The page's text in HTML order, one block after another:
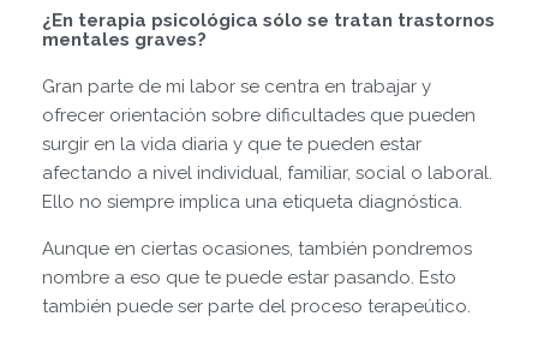
¿En terapia psicológica sólo se tratan trastornos
mentales graves?
Gran parte de mi labor se centra en trabajar y
ofrecer orientación sobre dificultades que pueden
surgir en la vida diaria y que te pueden estar
afectando a nivel individual, familiar, social o laboral.
Ello no siempre implica una etiqueta diagnóstica.
Aunque en ciertas ocasiones, también pondremos
nombre a eso que te puede estar pasando. Esto
también puede ser parte del proceso terapeútico.